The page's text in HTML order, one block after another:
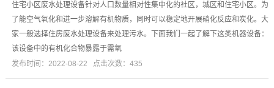
住宅小区废水处理设备针对人口数量相对性集中化的社区，城区和住宅小区。为
了能空气氧化和进一步溶解有机物质，同时可以稳定地开展硝化反应和炭化。大
家一般选择住房废水处理设备来处理污水。下面我们一起了解下这类机器设备：
该设备中的有机化合物暴露于需氧
发布时间：2022-08-22 点击次数：435